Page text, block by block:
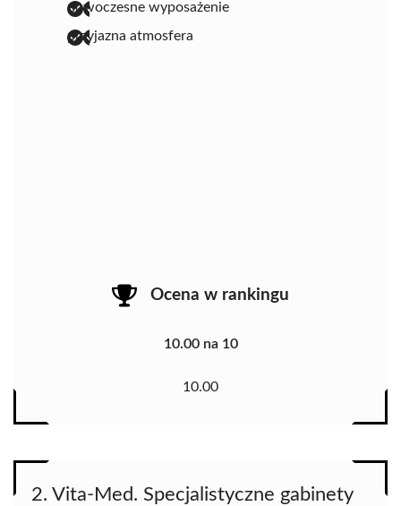
nowoczesne wyposażenie
przyjazna atmosfera
Ocena w rankingu
10.00 na 10
10.00
2. Vita-Med. Specjalistyczne gabinety